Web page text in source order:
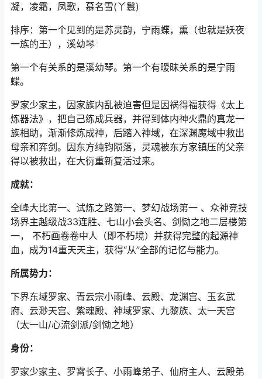
凝，凌霜，凤歌，慕名雪(丫鬟)
排序：第一个见到的是苏灵韵，宁雨蝶，熏（也就是妖夜
一族的王），溪幼琴
第一个有关系的是溪幼琴。第一个有暧昧关系的是宁雨
蝶。
罗家少家主，因家族内乱被迫害但是因祸得福获得《太上
炼器法》，把自己练成兵器，并得到体内神火鼎的真龙一
族相助，渐渐修炼成神，后踏入神域，在深渊魔域中救出
母亲和弈剑。因东方纯钧陨落，灵魂被东方家镇压的父亲
得以被救出，在大衍重新复活过来。
成就：
全峰大比第一、试炼之路第一、梦幻战场第一 、众神竞技
场界主越级战33连胜、七山小会头名、剑恸之地二层楼第
一， 不朽画卷卷中人（即不朽境）并获得完整的起源神
血，成为14重天天主，获得“从”全部的记忆与能力。
所属势力：
下界东域罗家、青云宗小雨峰、云殿、龙渊宫、玉玄武
府、云渺天宫、紫魂殿、神域罗家、九黎族、太一天宫
（太一山/心流剑派/剑恸之地）
身份：
罗家少家主、罗霄长子、小雨峰弟子、仙府主人、云殿弟